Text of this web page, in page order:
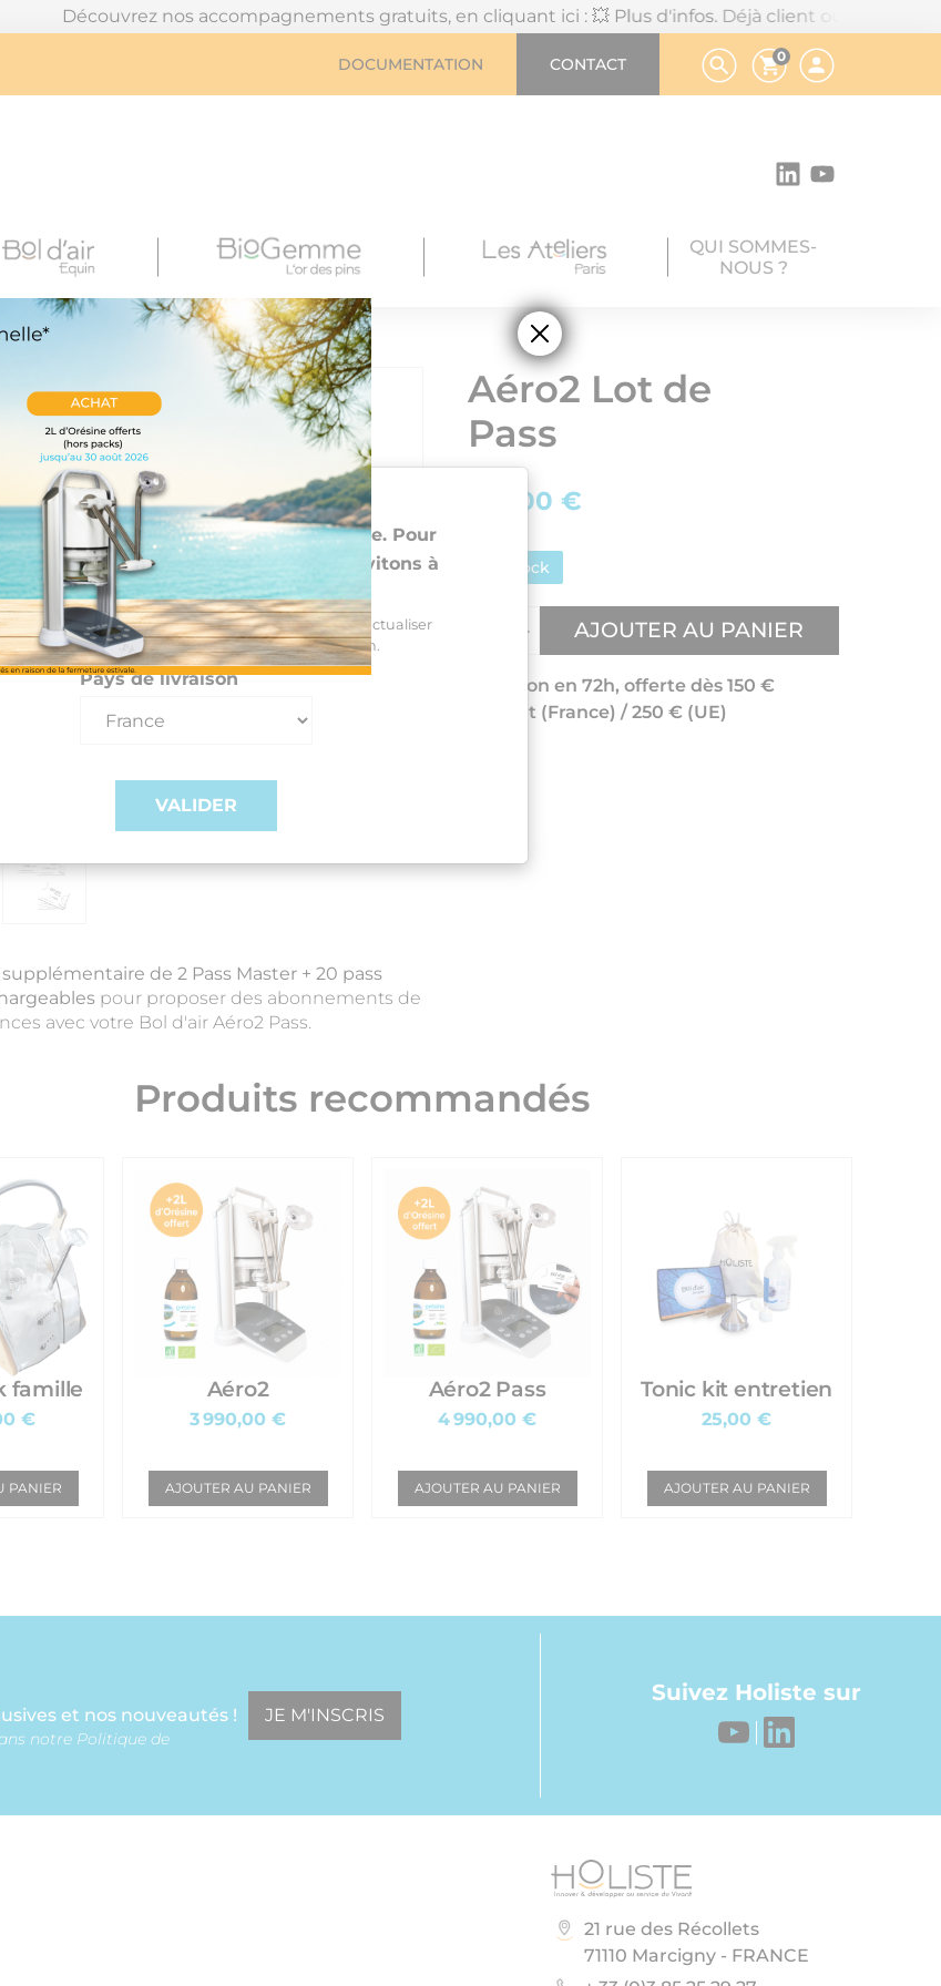
nos accompagnements gratuits, en cliquant ici : 💥 Plus d'infos.Déjà client ou en chemin vers
DOCUMENTATION CONTACT 0
QUI SOMMES-
NOUS ?
de 2 Pass Master + 20 pass
pour proposer des abonnements de
avec votre Bol d'air Aéro2 Pass.
Aéro2 Lot de
Pass
150,00 €
En stock
AJOUTER AU PANIER
Livraison en 72h, offerte dès 150 €
d'achat (France) / 250 € (UE)
Produits recommandés
famille
€
PANIER
Aéro2
3 990,00 €
AJOUTER AU PANIER
Aéro2 Pass
4 990,00 €
AJOUTER AU PANIER
Tonic kit entretien
25,00 €
AJOUTER AU PANIER
et nos nouveautés !
notre Politique de
JE M'INSCRIS
Suivez Holiste sur
21 rue des Récollets
71110 Marcigny - FRANCE
Choisissez vos preférences
livrons dans 26 pays de l'UE et la Suisse. Pour
COM et autres pays, nous vous invitons à
nous contacter au +33(0)3 85 25 29 27
votre pays de livraison et votre langue pour actualiser
automatiquement les prix, délais et frais de livraison.
Pays de livraison
VALIDER